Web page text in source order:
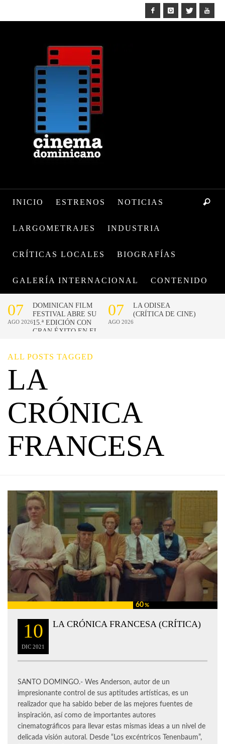
INICIO ESTRENOS NOTICIAS
LARGOMETRAJES INDUSTRIA
CRÍTICAS LOCALES BIOGRAFÍAS
GALERÍA INTERNACIONAL CONTENIDO
ALL POSTS TAGGED
LA
CRÓNICA
FRANCESA
60%
10
DIC 2021
LA CRÓNICA FRANCESA (CRÍTICA)
SANTO DOMINGO.- Wes Anderson, autor de un
impresionante control de sus aptitudes artísticas, es un
realizador que ha sabido beber de las mejores fuentes de
inspiración, así como de importantes autores
cinematográficos para llevar estas mismas ideas a un nivel de
delicada visión autoral. Desde “Los excéntricos Tenenbaum”,